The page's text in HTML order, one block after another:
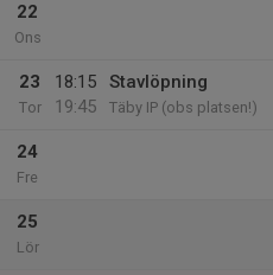
22
Ons
23
Tor
18:15
19:45
Stavlöpning
Täby IP (obs platsen!)
24
Fre
25
Lör